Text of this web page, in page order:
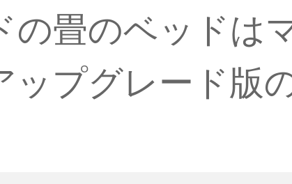
の畳のベッドは
プグレード版